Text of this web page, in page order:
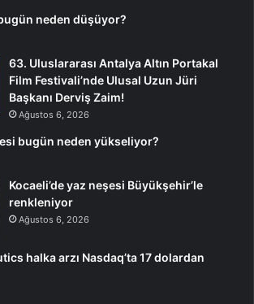
neden düşüyor?
63. Uluslararası Antalya Altın Portakal
Film Festivali’nde Ulusal Uzun Jüri
Başkanı Derviş Zaim!
Ağustos 6, 2026
bugün neden yükseliyor?
Kocaeli’de yaz neşesi Büyükşehir’le
renkleniyor
Ağustos 6, 2026
halka arzı Nasdaq’ta 17 dolardan